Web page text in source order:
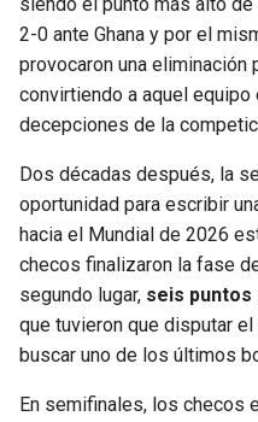
2-0 ante Ghana y por el
provocaron una eliminación
convirtiendo a aquel equipo
decepciones de la
Dos décadas después, la
oportunidad para escribir
hacia el Mundial de 2026
checos finalizaron la fase
segundo lugar, seis puntos
que tuvieron que disputar
buscar uno de los últimos
En semifinales, los checos